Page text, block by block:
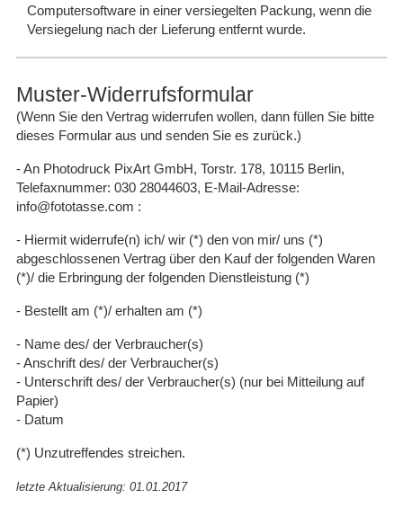
Computersoftware in einer versiegelten Packung, wenn die
Versiegelung nach der Lieferung entfernt wurde.
Muster-Widerrufsformular
(Wenn Sie den Vertrag widerrufen wollen, dann füllen Sie bitte
dieses Formular aus und senden Sie es zurück.)
- An Photodruck PixArt GmbH, Torstr. 178, 10115 Berlin,
Telefaxnummer: 030 28044603, E-Mail-Adresse:
info@fototasse.com :
- Hiermit widerrufe(n) ich/ wir (*) den von mir/ uns (*)
abgeschlossenen Vertrag über den Kauf der folgenden Waren
(*)/ die Erbringung der folgenden Dienstleistung (*)
- Bestellt am (*)/ erhalten am (*)
- Name des/ der Verbraucher(s)
- Anschrift des/ der Verbraucher(s)
- Unterschrift des/ der Verbraucher(s) (nur bei Mitteilung auf
Papier)
- Datum
(*) Unzutreffendes streichen.
letzte Aktualisierung: 01.01.2017